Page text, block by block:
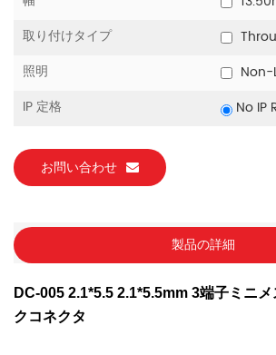
取り付けタイプ
照明
IP 定格
No IP
お問い合わせ
製品の詳細
DC-005 2.1*5.5 2.1*5.5mm 3端子ミニ
クコネクタ